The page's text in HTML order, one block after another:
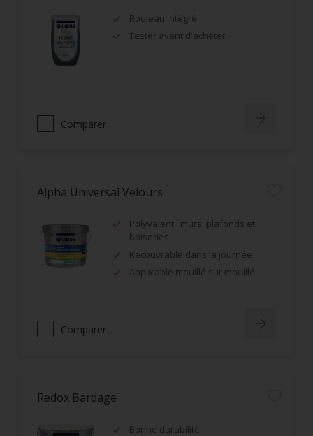
Rouleau intégré
Tester avant d'acheter
Comparer
Alpha Universal Velours
Polyvalent : murs, plafonds et
boiseries
Recouvrable dans la journée
Applicable mouillé sur mouillé
Comparer
Redox Bardage
Bonne durabilité